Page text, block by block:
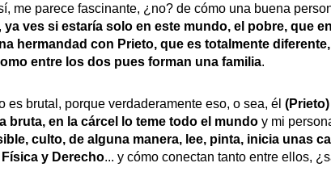
me parece fascinante, ¿no? de cómo una buena
ya ves si estaría solo en este mundo, el pobre, que
hermandad con Prieto, que es totalmente
entre los dos pues forman una familia.
es brutal, porque verdaderamente eso, o sea, él
bruta, en la cárcel lo teme todo el mundo y mi
culto, de alguna manera, lee, pinta, inicia unas
y Derecho... y cómo conectan tanto entre ellos,